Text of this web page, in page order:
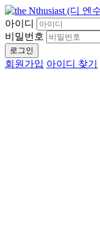
아이디
비밀번호
로그인
회원가입 아이디 찾기